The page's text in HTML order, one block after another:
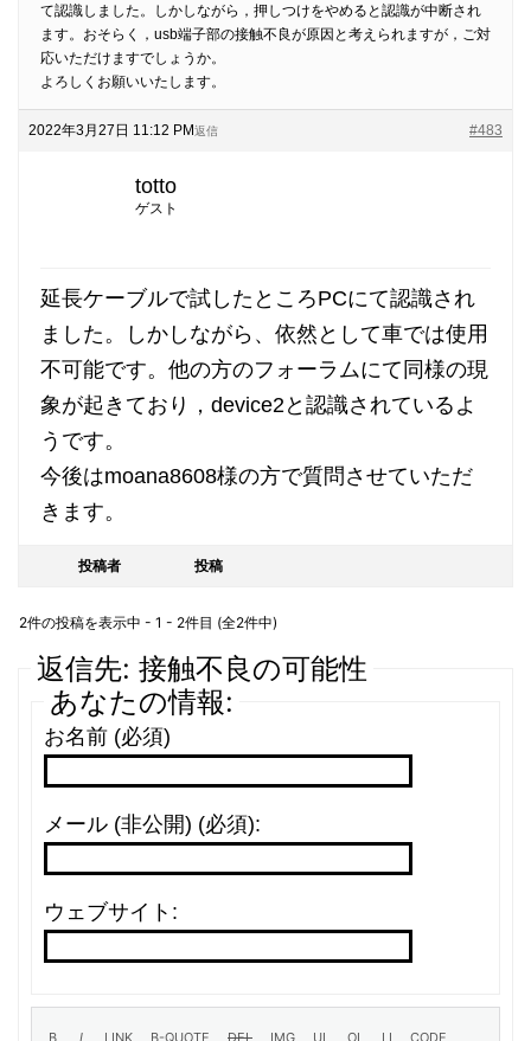
て認識しました。しかしながら，押しつけをやめると認識が中断され
ます。おそらく，usb端子部の接触不良が原因と考えられますが，ご対
応いただけますでしょうか。
よろしくお願いいたします。
2022年3月27日 11:12 PM #483
返信
totto
ゲスト
延長ケーブルで試したところPCにて認識され
ました。しかしながら、依然として車では使用
不可能です。他の方のフォーラムにて同様の現
象が起きており，device2と認識されているよ
うです。
今後はmoana8608様の方で質問させていただ
きます。
投稿者 投稿
2件の投稿を表示中 - 1 - 2件目 (全2件中)
返信先: 接触不良の可能性
あなたの情報:
お名前 (必須)
メール (非公開) (必須):
ウェブサイト: